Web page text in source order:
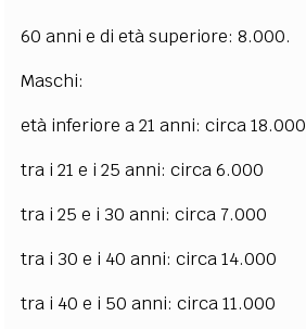
60 anni e di età superiore: 8.000.
Maschi:
età inferiore a 21 anni: circa 18.000
tra i 21 e i 25 anni: circa 6.000
tra i 25 e i 30 anni: circa 7.000
tra i 30 e i 40 anni: circa 14.000
tra i 40 e i 50 anni: circa 11.000